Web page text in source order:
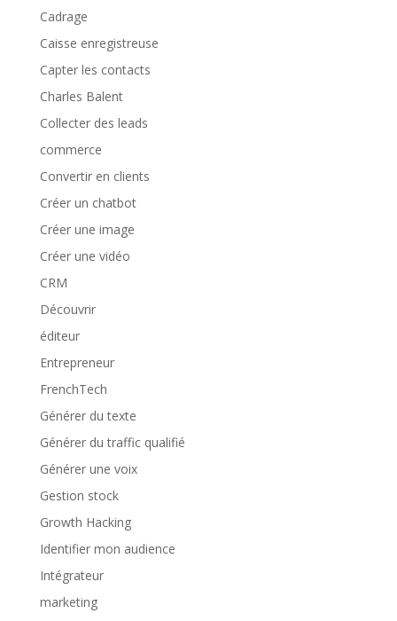
Cadrage
Caisse enregistreuse
Capter les contacts
Charles Balent
Collecter des leads
commerce
Convertir en clients
Créer un chatbot
Créer une image
Créer une vidéo
CRM
Découvrir
éditeur
Entrepreneur
FrenchTech
Générer du texte
Générer du traffic qualifié
Générer une voix
Gestion stock
Growth Hacking
Identifier mon audience
Intégrateur
marketing